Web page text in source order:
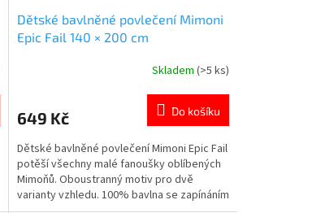
Dětské bavlněné povlečení Mimoni
Epic Fail 140 × 200 cm
je
z
5
hvězdiček.
Skladem (>5 ks)
649 Kč Do košíku
Dětské bavlněné povlečení Mimoni Epic Fail
potěší všechny malé fanoušky oblíbených
Mimoňů. Oboustranný motiv pro dvě
varianty vzhledu. 100% bavlna se zapínáním